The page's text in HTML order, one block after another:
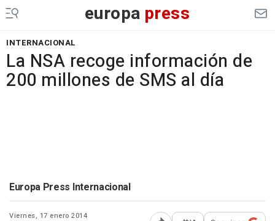
europa press
INTERNACIONAL
La NSA recoge información de
200 millones de SMS al día
Europa Press Internacional
Viernes, 17 enero 2014